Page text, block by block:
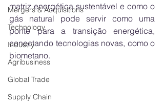
Mergers & Acquisitions
Technology
Industry
Agribusiness
Global Trade
Supply Chain
matriz energética sustentável e como o
gás natural pode servir como uma
ponte para a transição energética,
conectando tecnologias novas, como o
biometano.